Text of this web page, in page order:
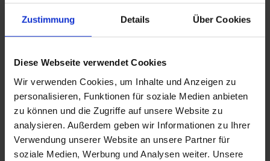
Zustimmung Details Über Cookies
Diese Webseite verwendet Cookies
Wir verwenden Cookies, um Inhalte und Anzeigen zu
personalisieren, Funktionen für soziale Medien anbieten
zu können und die Zugriffe auf unsere Website zu
analysieren. Außerdem geben wir Informationen zu Ihrer
Verwendung unserer Website an unsere Partner für
soziale Medien, Werbung und Analysen weiter. Unsere
Deutsch lernen in München ist wundervoll! Die
(Intensivkurs ab 540,00 Euro/4 Wochen) finden in
stilvollen Räumen und in warmer, angenehmer
Atmosphäre im Zentrum von München, im
malerischen Stadtteil Schwabing, nur wenige
Minuten von der Universität München (an der
Haltestelle Universität U3/U6 aussteigen), statt. Der